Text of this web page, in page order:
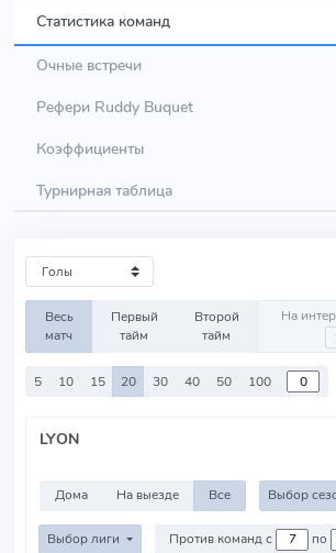
Статистика команд
Очные встречи
Рефери Ruddy Buquet
Коэффициенты
Турнирная таблица
Весь
матч
Первый
тайм
Второй
тайм
5 10 15 20 30 40 50 100
LYON
Дома На выезде Все Выбор
Выбор лиги Против команд с по